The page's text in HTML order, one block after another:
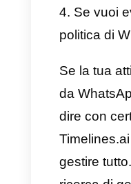
La
attività
da te